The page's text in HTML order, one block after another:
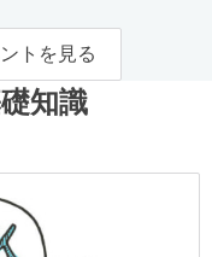
トを見る
知識